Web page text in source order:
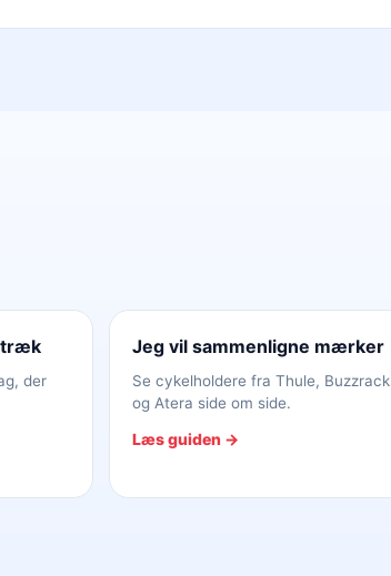
der
Jeg vil sammenligne mærker
Se cykelholdere fra Thule, Buzzrack
og Atera side om side.
Læs guiden →